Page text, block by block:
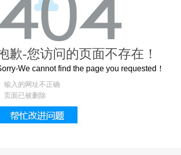
米的长卷，还原了600岁的紫禁城
歉-您访问的页面不存在！
We cannot find the page you requested！
输入的网址不正确
页面已被删除